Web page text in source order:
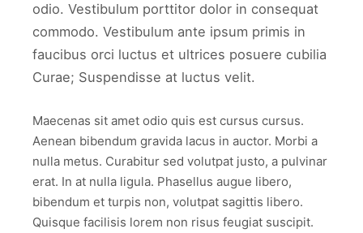
odio. Vestibulum porttitor dolor in consequat
commodo. Vestibulum ante ipsum primis in
faucibus orci luctus et ultrices posuere cubilia
Curae; Suspendisse at luctus velit.
Maecenas sit amet odio quis est cursus cursus.
Aenean bibendum gravida lacus in auctor. Morbi a
nulla metus. Curabitur sed volutpat justo, a pulvinar
erat. In at nulla ligula. Phasellus augue libero,
bibendum et turpis non, volutpat sagittis libero.
Quisque facilisis lorem non risus feugiat suscipit.